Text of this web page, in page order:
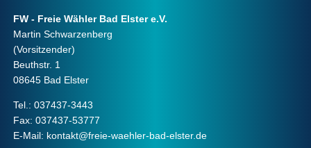
FW - Freie Wähler Bad Elster e.V.
Martin Schwarzenberg
(Vorsitzender)
Beuthstr. 1
08645 Bad Elster
Tel.: 037437-3443
Fax: 037437-53777
E-Mail: kontakt@freie-waehler-bad-elster.de